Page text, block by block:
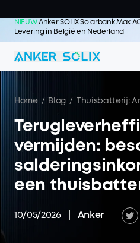
NIEUW Anker SOLIX Solarbank Max
Levering in België en Nederland
Home / Blog / Thuisbatterij:
vermijden:
een
10/05/2026 Anker